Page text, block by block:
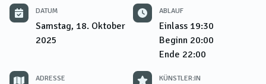
DATUM
Samstag, 18. Oktober
2025
ABLAUF
Einlass 19:30
Beginn 20:00
Ende 22:00
ADRESSE KÜNSTLER:IN